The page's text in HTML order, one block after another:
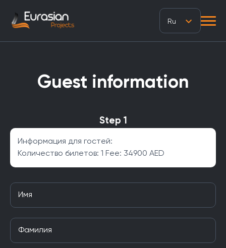
Ru
Guest information
Step 1
Информация для гостей:
Количество билетов: 1 Fee: 34900 AED